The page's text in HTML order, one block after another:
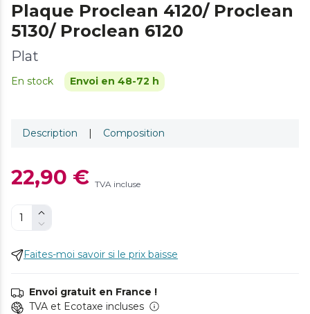
Plaque Proclean 4120/ Proclean
5130/ Proclean 6120
Plat
En stock Envoi en 48-72 h
Description | Composition
22,90 € TVA incluse
Faites-moi savoir si le prix baisse
Envoi gratuit en France !
TVA et Ecotaxe incluses